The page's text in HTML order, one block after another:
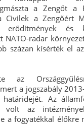
a Zengőt a
a Zengőért
erődítmények és
NATO-radar
százan kísérték el
az
a jogszabály
határidejét. Az
az
a fogyatékkal élőkre